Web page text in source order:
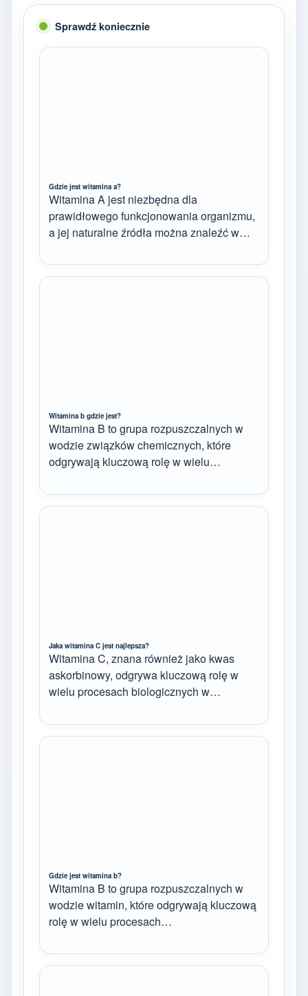
Sprawdź koniecznie
Gdzie jest witamina a?
Witamina A jest niezbędna dla
prawidłowego funkcjonowania organizmu,
a jej naturalne źródła można znaleźć w…
Witamina b gdzie jest?
Witamina B to grupa rozpuszczalnych w
wodzie związków chemicznych, które
odgrywają kluczową rolę w wielu…
Jaka witamina C jest najlepsza?
Witamina C, znana również jako kwas
askorbinowy, odgrywa kluczową rolę w
wielu procesach biologicznych w…
Gdzie jest witamina b?
Witamina B to grupa rozpuszczalnych w
wodzie witamin, które odgrywają kluczową
rolę w wielu procesach…